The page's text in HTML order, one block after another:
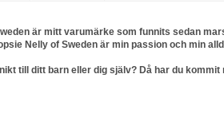
är mitt varumärke som funnits sedan
Nelly of Sweden är min passion och min
till ditt barn eller dig själv? Då har du